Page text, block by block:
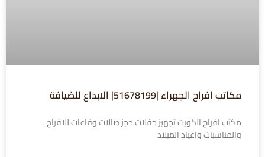
مكاتب افراح الجهراء |51678199| الابداع للضيافة
مكتب افراح الكويت تجهيز حفلات حجز صالات وقاعات للافراح
والمناسبات واعياد الميلاد